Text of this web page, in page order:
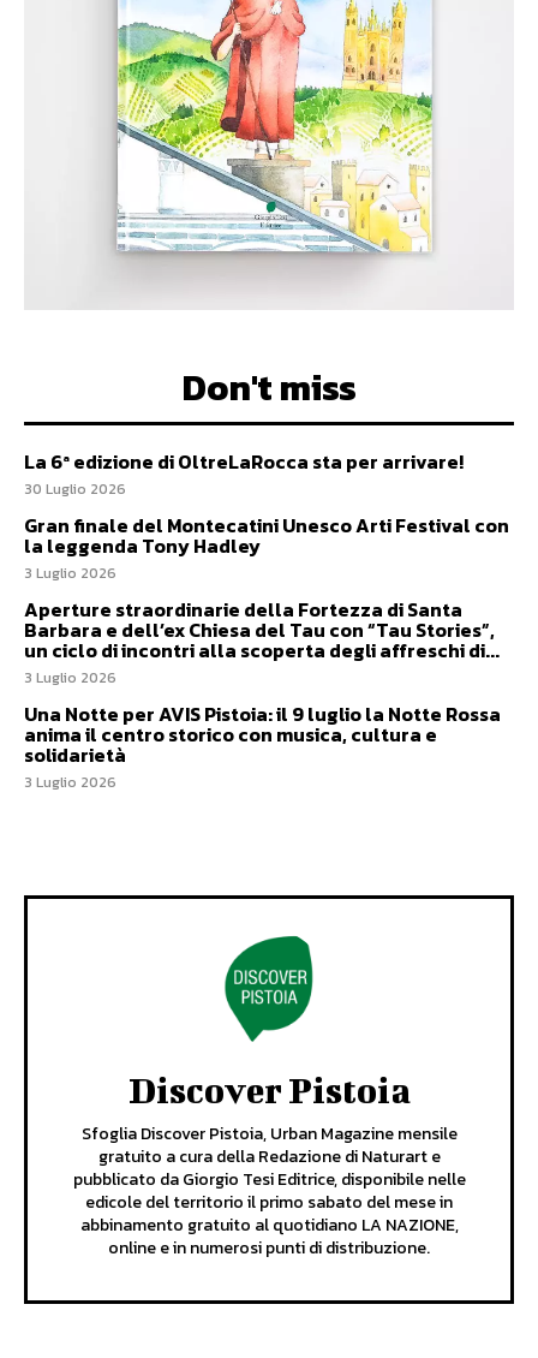
Don't miss
La 6ª edizione di OltreLaRocca sta per arrivare!
30 Luglio 2026
Gran finale del Montecatini Unesco Arti Festival con
la leggenda Tony Hadley
3 Luglio 2026
Aperture straordinarie della Fortezza di Santa
Barbara e dell’ex Chiesa del Tau con “Tau Stories”,
un ciclo di incontri alla scoperta degli affreschi di...
3 Luglio 2026
Una Notte per AVIS Pistoia: il 9 luglio la Notte Rossa
anima il centro storico con musica, cultura e
solidarietà
3 Luglio 2026
Discover Pistoia
Sfoglia Discover Pistoia, Urban Magazine mensile
gratuito a cura della Redazione di Naturart e
pubblicato da Giorgio Tesi Editrice, disponibile nelle
edicole del territorio il primo sabato del mese in
abbinamento gratuito al quotidiano LA NAZIONE,
online e in numerosi punti di distribuzione.